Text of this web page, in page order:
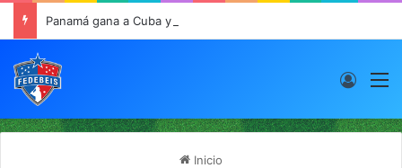
Panamá gana a Cuba y sigue buen paso en JCDC
Inicio